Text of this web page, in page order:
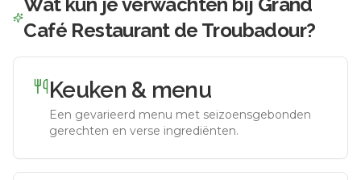
Café Restaurant de Troubadour?
Keuken & menu
Een gevarieerd menu met seizoensgebonden
gerechten en verse ingrediënten.